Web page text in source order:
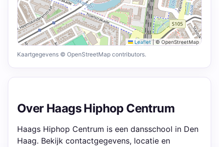
Leaflet |© OpenStreetMap
Kaartgegevens © OpenStreetMap contributors.
Over Haags Hiphop Centrum
Haags Hiphop Centrum is een dansschool in Den
Haag. Bekijk contactgegevens, locatie en